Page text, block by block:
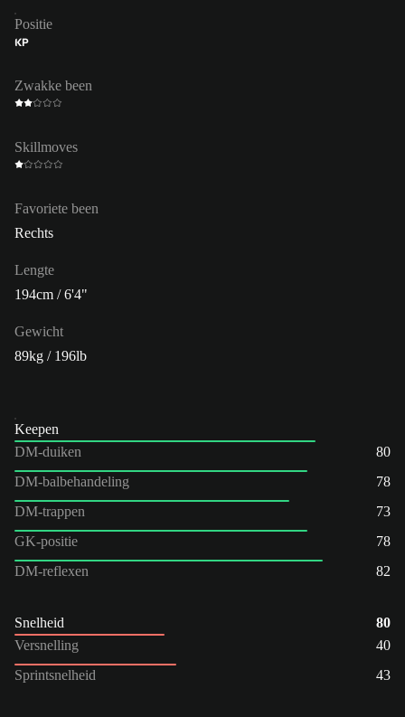
Positie
KP
Zwakke been
Skillmoves
Favoriete been
Rechts
Lengte
194cm / 6'4"
Gewicht
89kg / 196lb
Keepen
DM-duiken
80
DM-balbehandeling
78
DM-trappen
73
GK-positie
78
DM-reflexen
82
Snelheid
80
Versnelling
40
Sprintsnelheid
43